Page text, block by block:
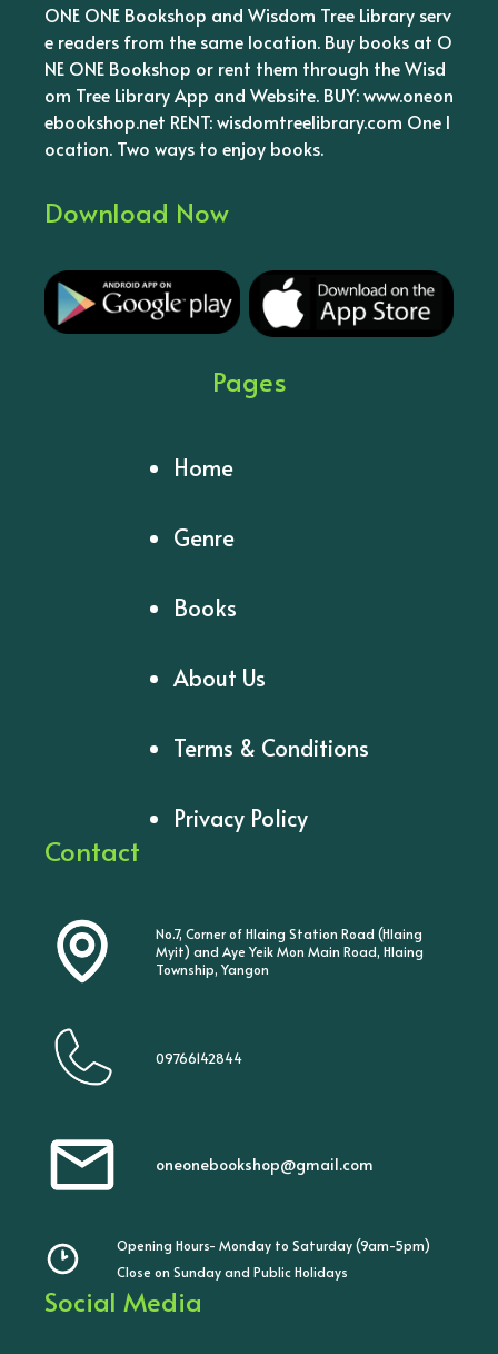
ONE ONE Bookshop and Wisdom Tree Library serv
e readers from the same location. Buy books at O
NE ONE Bookshop or rent them through the Wisd
om Tree Library App and Website. BUY: www.oneon
ebookshop.net RENT: wisdomtreelibrary.com One l
ocation. Two ways to enjoy books.
Download Now
Pages
Home
Genre
Books
About Us
Terms & Conditions
Privacy Policy
Contact
No.7, Corner of Hlaing Station Road (Hlaing
Myit) and Aye Yeik Mon Main Road, Hlaing
Township, Yangon
09766142844
oneonebookshop@gmail.com
Opening Hours- Monday to Saturday (9am-5pm)
Close on Sunday and Public Holidays
Social Media